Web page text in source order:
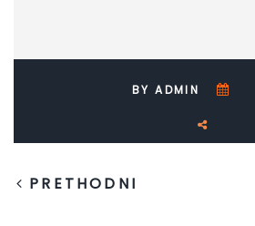
BY ADMIN
PRETHODNI